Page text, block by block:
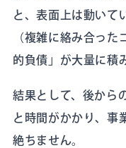
と、表面上は動いて
（複雑に絡み合っ
的負債」が大量に積
結果として、後から
と時間がかかり、事
絶ちません。